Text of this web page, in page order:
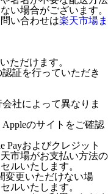
い場合がございます。
い合わせは楽天市場ま
ただけます。
証を行っていただき
社によって異なりま
Appleのサイトをご確認
Payおよびクレジット
市場がお支払い方法の
ルいたします。
変更いただけない場
ルいたします。